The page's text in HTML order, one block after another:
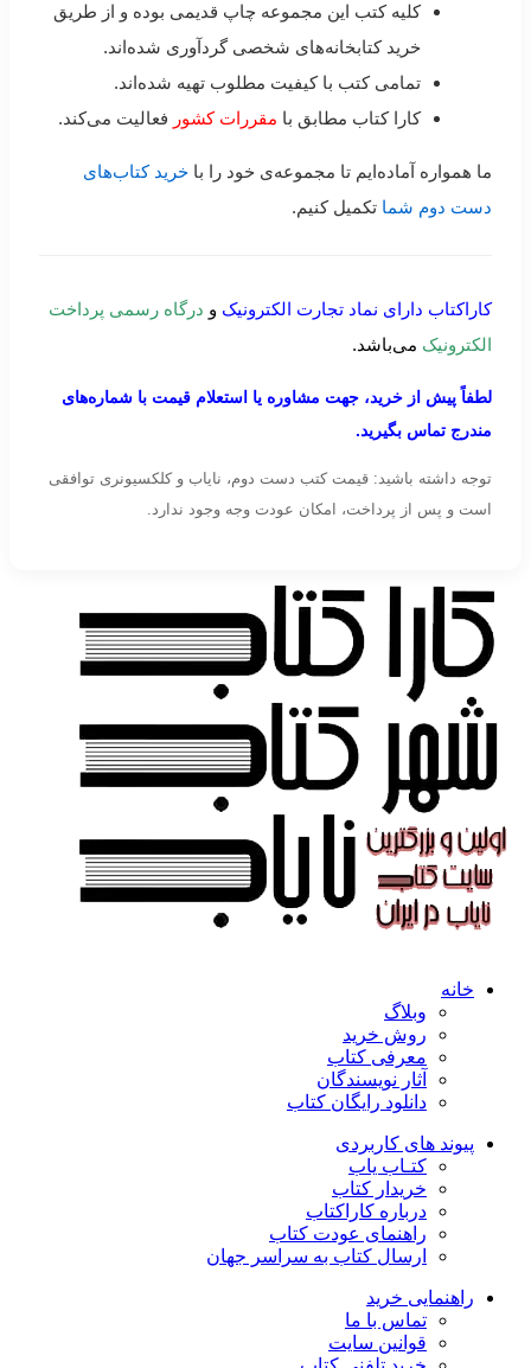
کلیه کتب این مجموعه چاپ قدیمی بوده و از طریق
خرید کتابخانه‌های شخصی گردآوری شده‌اند.
تمامی کتب با کیفیت مطلوب تهیه شده‌اند.
کارا کتاب مطابق با مقررات کشور فعالیت می‌کند.
ما همواره آماده‌ایم تا مجموعه‌ی خود را با خرید کتاب‌های
دست دوم شما تکمیل کنیم.
کاراکتاب دارای نماد تجارت الکترونیک و درگاه رسمی پرداخت
الکترونیک می‌باشد.
لطفاً پیش از خرید، جهت مشاوره یا استعلام قیمت با شماره‌های
مندرج تماس بگیرید.
توجه داشته باشید: قیمت کتب دست دوم، نایاب و کلکسیونری توافقی
است و پس از پرداخت، امکان عودت وجه وجود ندارد.
خانه
وبلاگ
روش خرید
معرفی کتاب
آثار نویسندگان
دانلود رایگان کتاب
پیوند های کاربردی
کتـاب یاب
خریدار کتاب
درباره کاراکتاب
راهنمای عودت کتاب
ارسال کتاب به سراسر جهان
راهنمایی خرید
تماس با ما
قوانین سایت